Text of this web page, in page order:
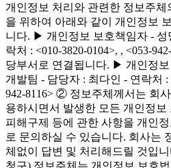
개인정보 처리와 관련한 정보주
을 위하여 아래와 같이 개인정보
니다. ▶ 개인정보 보호책임자 - 성
락처 : <010-3820-0104>, , <053-
당부서로 연결됩니다. ▶ 개인정
개발팀 - 담당자 : 최다인 - 연락처 :
942-8116> ② 정보주체께서는 회
용하시면서 발생한 모든 개인정보
피해구제 등에 관한 사항을 개인
로 문의하실 수 있습니다. 회사는
체없이 답변 및 처리해드릴 것입
청구) 정보주체는 개인정보 보호